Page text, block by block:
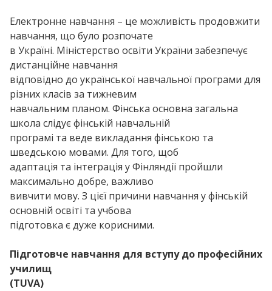
Електронне навчання – це можливість продовжити
навчання, що було розпочате
в Україні. Міністерство освіти України забезпечує
дистанційне навчання
відповідно до української навчальної програми для
різних класів за тижневим
навчальним планом. Фінська основна загальна
школа слідує фінській навчальній
програмі та веде викладання фінською та
шведською мовами. Для того, щоб
адаптація та інтеграція у Фінляндії пройшли
максимально добре, важливо
вивчити мову. З цієї причини навчання у фінській
основній освіті та учбова
підготовка є дуже корисними.
Підготовче навчання для вступу до професійних
училищ
(TUVA)